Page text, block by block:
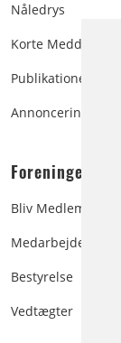
Nåledrys
Korte Meddelelser
Publikationer
Annoncering
Foreningen:
Bliv Medlem
Medarbejdere
Bestyrelse
Vedtægter